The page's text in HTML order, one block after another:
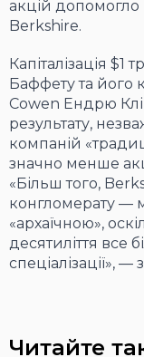
акцій
Berkshire.
Капіталізація
Баффету та його
Cowen Ендрю
результату,
компаній
значно менше
«Більш того,
конгломерату —
«архаїчною»,
десятиліття все
спеціалізації»,
Читайте